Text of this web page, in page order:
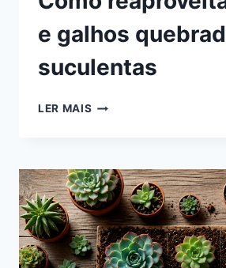
e galhos
suculentas
LER MAIS COMO
GALHOS
QUEBRADOS
DE
SUCULENTAS